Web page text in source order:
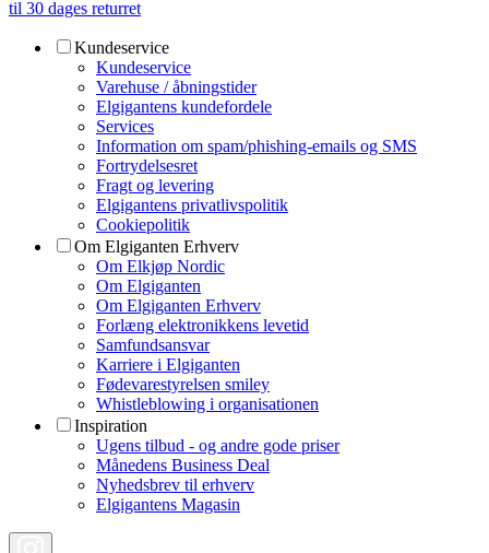
til 30 dages returret
Kundeservice
Kundeservice
Varehuse / åbningstider
Elgigantens kundefordele
Services
Information om spam/phishing-emails og SMS
Fortrydelsesret
Fragt og levering
Elgigantens privatlivspolitik
Cookiepolitik
Om Elgiganten Erhverv
Om Elkjøp Nordic
Om Elgiganten
Om Elgiganten Erhverv
Forlæng elektronikkens levetid
Samfundsansvar
Karriere i Elgiganten
Fødevarestyrelsen smiley
Whistleblowing i organisationen
Inspiration
Ugens tilbud - og andre gode priser
Månedens Business Deal
Nyhedsbrev til erhverv
Elgigantens Magasin